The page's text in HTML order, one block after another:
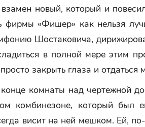
новый, который и
фирмы «Фишер» как нельзя
Шостаковича,
в полной мере этим
закрыть глаза и отдаться
комнаты над чертежной
комбинезоне, который
висит на ней мешком. Ей,